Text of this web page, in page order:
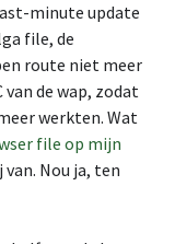
minute update
file, de
route niet meer
de wap, zodat
werkten. Wat
file op mijn
Nou ja, ten